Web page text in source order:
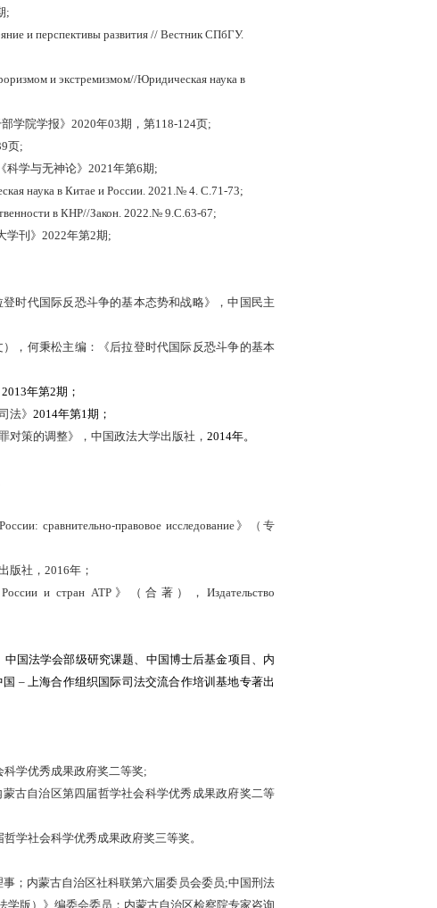
;
и перспективы развития // Вестник СПбГУ.
и экстремизмом//Юридическая наука в
学院学报》 2020年03期，第118-124页;
页;
学与无神论》 2021 年第6期;
наука в Китае и России. 2021.№ 4. С.71-73;
в КНР//Закон. 2022.№ 9.С.63-67;
刊》 2022年第2期;
时代国际反恐斗争的基本态势和战略》，中国民主
，何秉松主编：《后拉登时代国际反恐斗争的基本
年第2期；
法》 2014年第1期；
对策的调整》，中国政法大学出版社， 2014年。
сравнительно-правовое исследование》
（专
版社， 2016年；
России и стран АТР》（合著），Издательство
国法学会部级研究课题、中国博士后基金项目、内
– 上海合作组织国际司法交流合作培训基地专著出
学优秀成果政府奖二等奖;
蒙古自治区第四届哲学社会科学优秀成果政府奖二等
学社会科学优秀成果政府奖三等奖。
；内蒙古自治区社科联第六届委员会委员;中国刑法
学版）》编委会委员；内蒙古自治区检察院专家咨询